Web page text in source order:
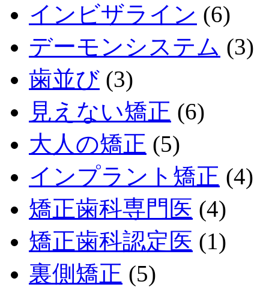
インビザライン (6)
デーモンシステム (3)
歯並び (3)
見えない矯正 (6)
大人の矯正 (5)
インプラント矯正 (4)
矯正歯科専門医 (4)
矯正歯科認定医 (1)
裏側矯正 (5)